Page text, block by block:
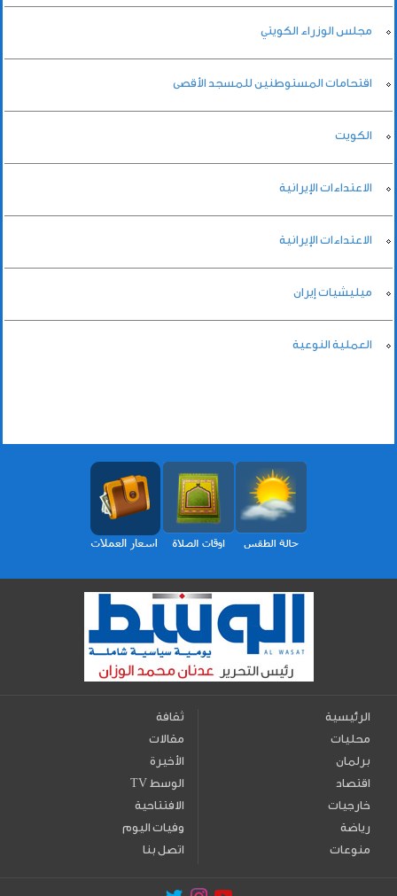
مجلس الوزراء الكويتي
اقتحامات المستوطنين للمسجد الأقصى
الكويت
الاعتداءات الإيرانية
الاعتداءات الإيرانية
ميليشيات إيران
العملية النوعية
الرئيسية
محليات
برلمان
اقتصاد
خارجيات
رياضة
منوعات
ثقافة
مقالات
الأخيرة
TV الوسط
الافتتاحية
وفيات اليوم
اتصل بنا